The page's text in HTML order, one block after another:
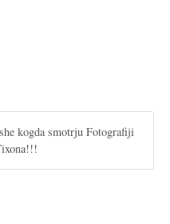
kogda smotrju Fotografiji